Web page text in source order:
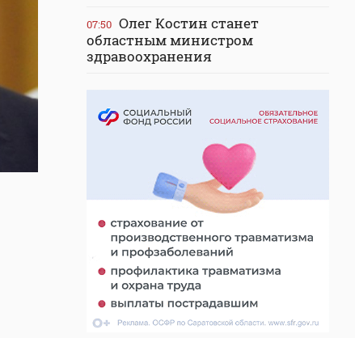
07:50 Олег Костин станет
областным министром
здравоохранения